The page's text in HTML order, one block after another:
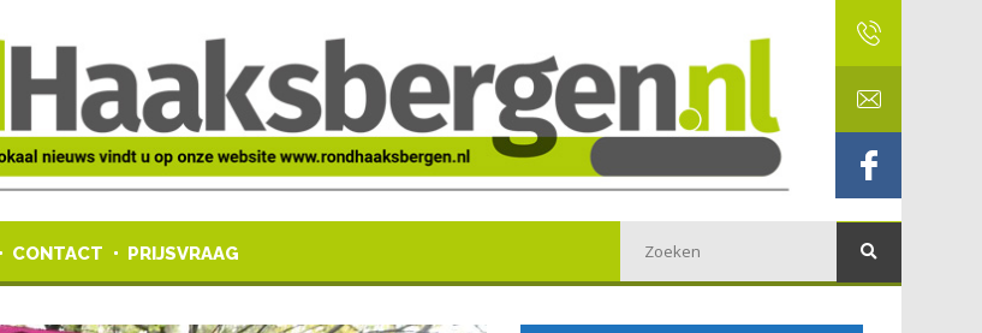
CONTACT PRIJSVRAAG